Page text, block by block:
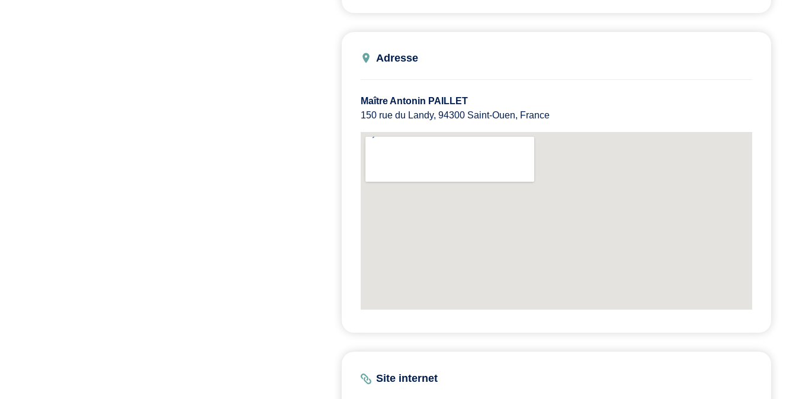
Adresse
Maître Antonin PAILLET
150 rue du Landy, 94300 Saint-Ouen, France
Site internet